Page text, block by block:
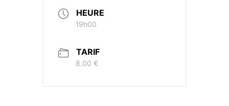
HEURE
19h00
TARIF
8.00 €